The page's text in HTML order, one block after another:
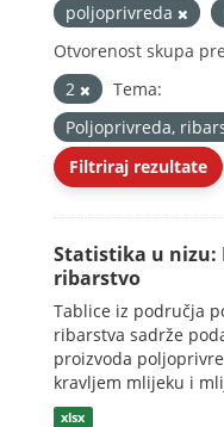
poljoprivreda
Otvorenost skupa
2
Tema:
Poljoprivreda,
Filtriraj rezultate
Statistika u nizu:
ribarstvo
Tablice iz područja
ribarstva sadrže
proizvoda
kravljem mlijeku i
xlsx